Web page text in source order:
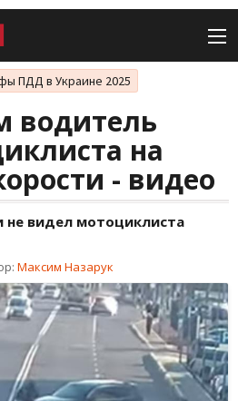
ПДД в Украине 2025
водитель
на
- видео
не видел мотоциклиста
Максим Назарук